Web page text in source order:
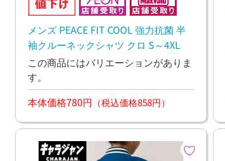
メンズ PEACE FIT COOL 強力抗菌 半
袖クルーネックシャツ クロ S～4XL
この商品にはバリエーションがありま
す。
本体価格780円 （税込価格858円）